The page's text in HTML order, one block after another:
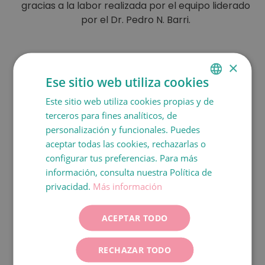
gracias a la labor realizada por el equipo liderado
por el Dr. Pedro N. Barri.
SPANISH
×
Ese sitio web utiliza cookies
Este sitio web utiliza cookies propias y de
terceros para fines analíticos, de
personalización y funcionales. Puedes
aceptar todas las cookies, rechazarlas o
configurar tus preferencias. Para más
información, consulta nuestra Política de
privacidad. Más información
ACEPTAR TODO
RECHAZAR TODO